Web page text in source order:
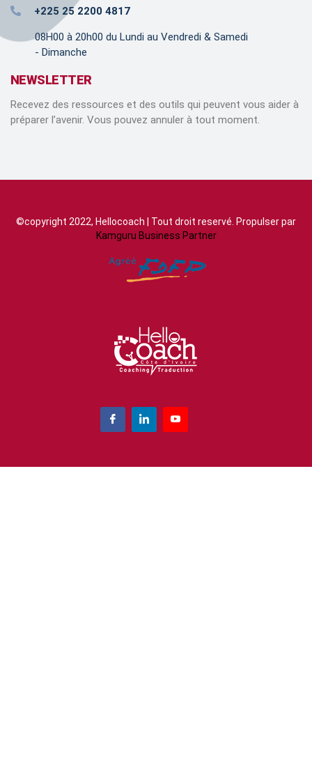
+225 25 2200 4817
08H00 à 20h00 du Lundi au Vendredi & Samedi
- Dimanche
NEWSLETTER
Recevez des ressources et des outils qui peuvent vous aider à
préparer l’avenir. Vous pouvez annuler à tout moment.
©copyright 2022, Hellocoach | Tout droit reservé. Propulser par
Kamguru Business Partner